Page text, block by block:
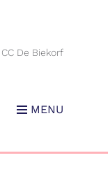
MENU
CC De Biekorf